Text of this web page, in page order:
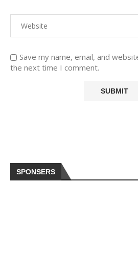
Save my name, email, and
the next time I comment.
SPONSERS